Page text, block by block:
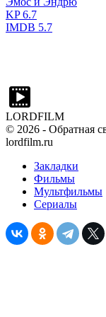
KP6.7
IMDB 5.7
LORDFILM
© 2026 - Обратная
lordfilm.ru
Закладки
Фильмы
Мультфильмы
Сериалы